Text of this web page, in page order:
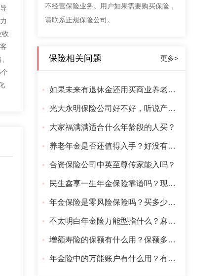
收
不经营保险业务。用户如果需要购买保险，
请联系正规保险公司。
保险相关问题 更多>
如果未来有退休金还用买商业养老年金吗？
光大永明保险公司好不好，听说产品快停售了？
大家福满满适合什么年龄段的人买？
养老年金是否还值得入手？好没有什么推荐？
合资保险公司中英至尊传家能入吗？
民生鑫享一生年金保险靠谱吗？现在还能买到吗？
年金保险是零风险保险吗？买多少合适？
不太明白年金险万能型指什么？麻烦说一下吧
增额寿险的保额有什么用？保额多少比较好？
年金险中的万能账户有什么用？有谁知道告知一下?